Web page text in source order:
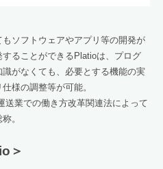
ソフトウェアやアプリ等の開発が
ることができるPlatioは、プログ
がなくても、必要とする機能の実
様の調整等が可能。
業での働き方改革関連法によって
。
＞